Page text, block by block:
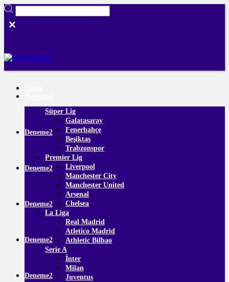
Süper Lig
Galatasaray
Fenerbahçe
Beşiktaş
Trabzonspor
Premier Lig
Liverpool
Manchester City
Manchester United
Arsenal
Chelsea
La Liga
Real Madrid
Atletico Madrid
Athletic Bilbao
Serie A
İnter
Milan
Juventus
Deneme2
Deneme2
Deneme2
Deneme2
Deneme2